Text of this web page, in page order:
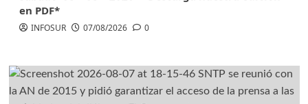
en PDF*
INFOSUR 07/08/2026 0